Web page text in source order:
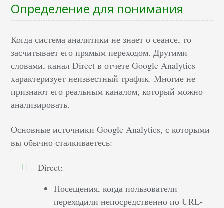
Определение для понимания
Когда система аналитики не знает о сеансе, то
засчитывает его прямым переходом. Другими
словами, канал Direct в отчете Google Analytics
характеризует неизвестный трафик. Многие не
признают его реальным каналом, который можно
анализировать.
Основные источники Google Analytics, с которыми
вы обычно сталкиваетесь:
Direct:
Посещения, когда пользователи
переходили непосредственно по URL-